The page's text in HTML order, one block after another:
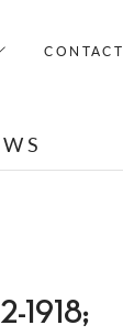
CONTACT
1918;